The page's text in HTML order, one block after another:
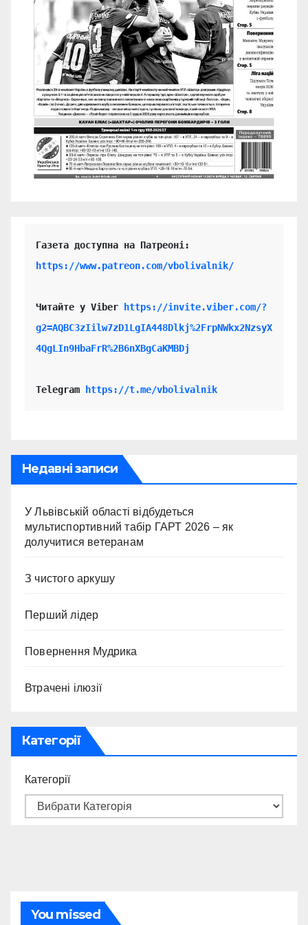
https://www.patreon.com/vbolivalnik/
Читайте у Viber
https://invite.viber.com/?
g2=AQBC3zIilw7zD1LgIA448Dlkj%2FrpNWkx2NzsyX
4QgLIn9HbaFrR%2B6nXBgCaKMBDj
Telegram https://t.me/vbolivalnik
Недавні записи
У Львівській області відбудеться
мультиспортивний табір ГАРТ 2026 – як
долучитися ветеранам
З чистого аркушу
Перший лідер
Повернення Мудрика
Втрачені ілюзії
Категорії
Категорії
You missed